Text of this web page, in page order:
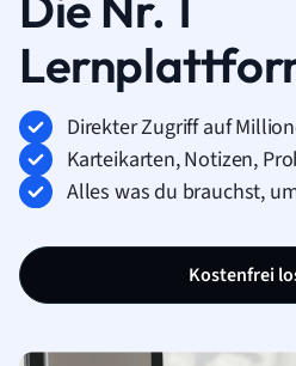
Direkter Zugriff auf
Karteikarten, Notizen,
Alles was du brauchst,
Kostenfrei